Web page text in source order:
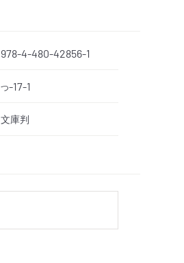
978-4-480-42856-1
つ-17-1
文庫判